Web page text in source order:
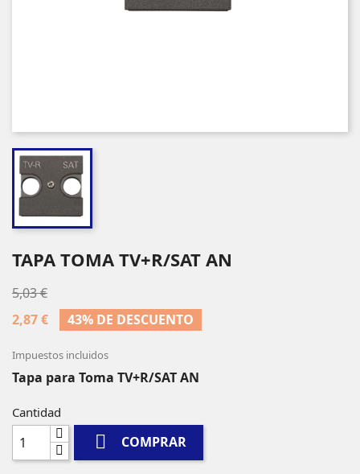
TAPA TOMA TV+R/SAT AN
5,03 €
2,87 €
43% DE DESCUENTO
Impuestos incluidos
Tapa para Toma TV+R/SAT AN
Cantidad
 COMPRAR